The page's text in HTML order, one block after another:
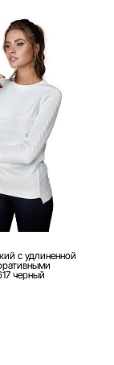
с удлиненной
черный